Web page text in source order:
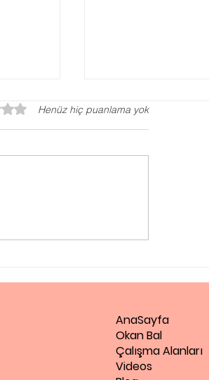
Ne Zaman
0 yıldız
Henüz hiç puanlama yok
AnaSayfa
Okan Bal
Çalışma Alanları
Videos